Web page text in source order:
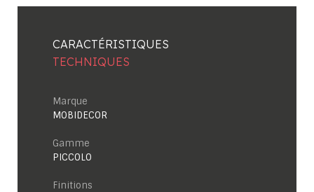
CARACTÉRISTIQUES
TECHNIQUES
Marque
MOBIDECOR
Gamme
PICCOLO
Finitions